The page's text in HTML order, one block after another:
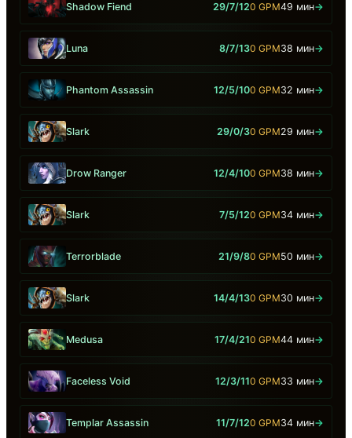
Shadow Fiend 29/7/120 GPM49 мин→
Luna 8/7/130 GPM38 мин→
Phantom Assassin 12/5/100 GPM32 мин→
Slark 29/0/30 GPM29 мин→
Drow Ranger 12/4/100 GPM38 мин→
Slark 7/5/120 GPM34 мин→
Terrorblade 21/9/80 GPM50 мин→
Slark 14/4/130 GPM30 мин→
Medusa 17/4/210 GPM44 мин→
Faceless Void 12/3/110 GPM33 мин→
Templar Assassin 11/7/120 GPM34 мин→